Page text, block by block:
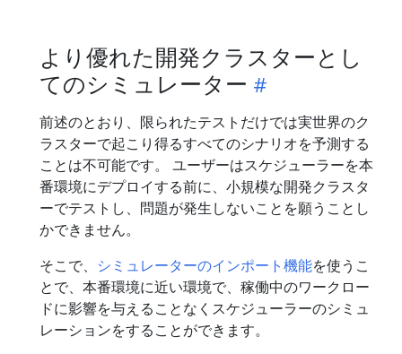
より優れた開発クラスターとし
てのシミュレーター
前述のとおり、限られたテストだけでは実世界のク
ラスターで起こり得るすべてのシナリオを予測する
ことは不可能です。 ユーザーはスケジューラーを本
番環境にデプロイする前に、小規模な開発クラスタ
ーでテストし、問題が発生しないことを願うことし
かできません。
そこで、 シミュレーターのインポート機能を使うこ
とで、本番環境に近い環境で、稼働中のワークロー
ドに影響を与えることなくスケジューラーのシミュ
レーションをすることができます。